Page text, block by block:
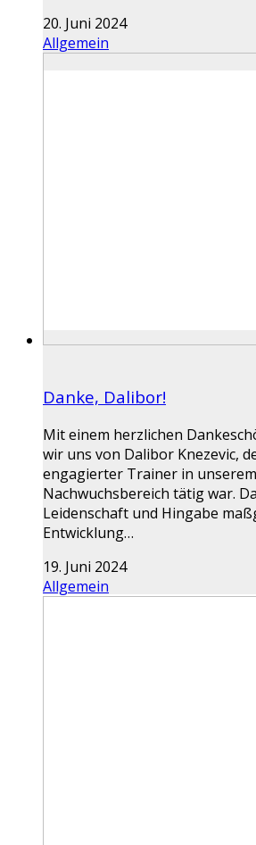
20. Juni 2024
Allgemein
Danke, Dalibor!
Mit einem herzlichen
wir uns von Dalibor Knezevic,
engagierter Trainer in
Nachwuchsbereich tätig war.
Leidenschaft und Hingabe
Entwicklung…
19. Juni 2024
Allgemein